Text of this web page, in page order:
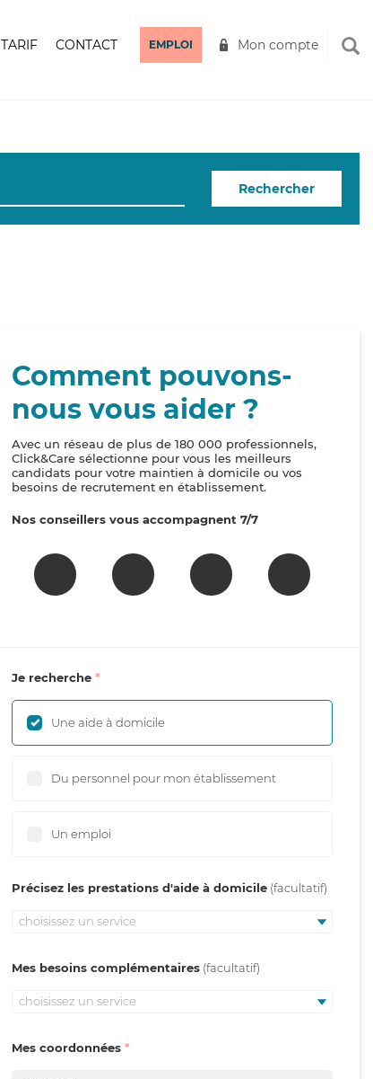
TARIF CONTACT EMPLOI Mon compte
Rechercher
Comment pouvons-
nous vous aider ?
Avec un réseau de plus de 180 000 professionnels,
Click&Care sélectionne pour vous les meilleurs
candidats pour votre maintien à domicile ou vos
besoins de recrutement en établissement.
Nos conseillers vous accompagnent 7/7
Je recherche
Une aide à domicile
Du personnel pour mon établissement
Un emploi
Précisez les prestations d'aide à domicile
choisissez un service
Mes besoins complémentaires
choisissez un service
Mes coordonnées